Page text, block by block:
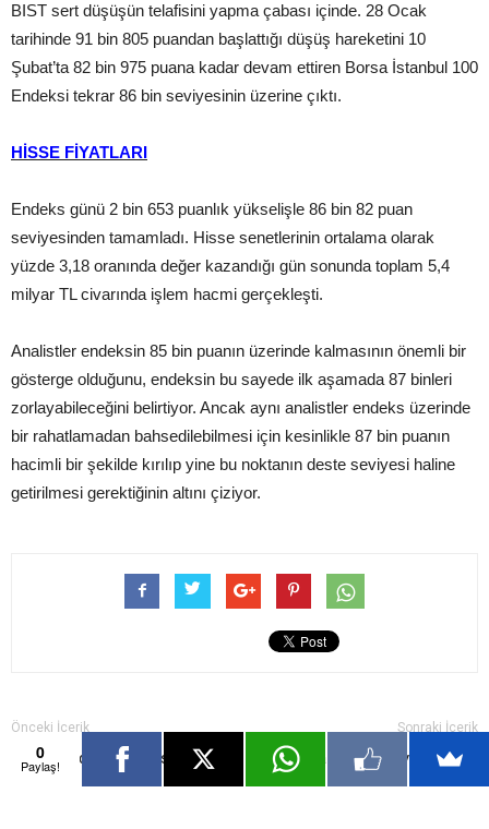
BIST sert düşüşün telafisini yapma çabası içinde. 28 Ocak
tarihinde 91 bin 805 puandan başlattığı düşüş hareketini 10
Şubat’ta 82 bin 975 puana kadar devam ettiren Borsa İstanbul 100
Endeksi tekrar 86 bin seviyesinin üzerine çıktı.
HİSSE FİYATLARI
Endeks günü 2 bin 653 puanlık yükselişle 86 bin 82 puan
seviyesinden tamamladı. Hisse senetlerinin ortalama olarak
yüzde 3,18 oranında değer kazandığı gün sonunda toplam 5,4
milyar TL civarında işlem hacmi gerçekleşti.
Analistler endeksin 85 bin puanın üzerinde kalmasının önemli bir
gösterge olduğunu, endeksin bu sayede ilk aşamada 87 binleri
zorlayabileceğini belirtiyor. Ancak aynı analistler endeks üzerinde
bir rahatlamadan bahsedilebilmesi için kesinlikle 87 bin puanın
hacimli bir şekilde kırılıp yine bu noktanın deste seviyesi haline
getirilmesi gerektiğinin altını çiziyor.
Önceki İçerik
Dolar şimdilik ‘ateşkes’ dedi…
Sonraki İçerik
Ukrayna için 40 milyar dolarlık
0
Paylaş!